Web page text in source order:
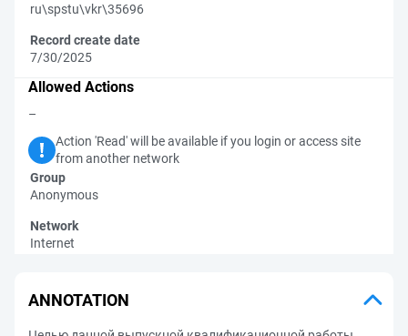
ru\spstu\vkr\35696
Record create date
7/30/2025
Allowed Actions
–
Action 'Read' will be available if you login or access site
from another network
Group
Anonymous
Network
Internet
ANNOTATION